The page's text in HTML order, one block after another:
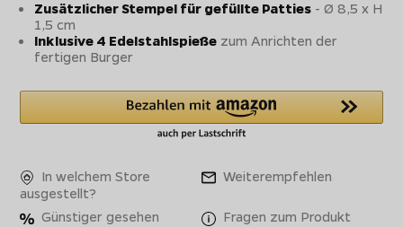
Zusätzlicher Stempel für gefüllte Patties - Ø 8,5 x H
1,5 cm
Inklusive 4 Edelstahlspieße zum Anrichten der
fertigen Burger
In welchem Store
ausgestellt?
Weiterempfehlen
Günstiger gesehen Fragen zum Produkt